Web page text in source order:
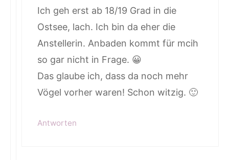
Ich geh erst ab 18/19 Grad in die
Ostsee, lach. Ich bin da eher die
Anstellerin. Anbaden kommt für mcih
so gar nicht in Frage. 😀
Das glaube ich, dass da noch mehr
Vögel vorher waren! Schon witzig. 🙂
Antworten